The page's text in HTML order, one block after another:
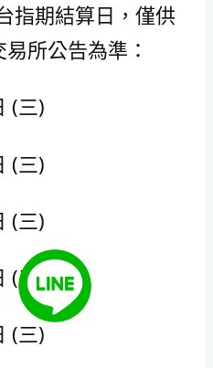
指期結算日，僅供
所公告為準：
(三)
(三)
(三)
(三)
(三)